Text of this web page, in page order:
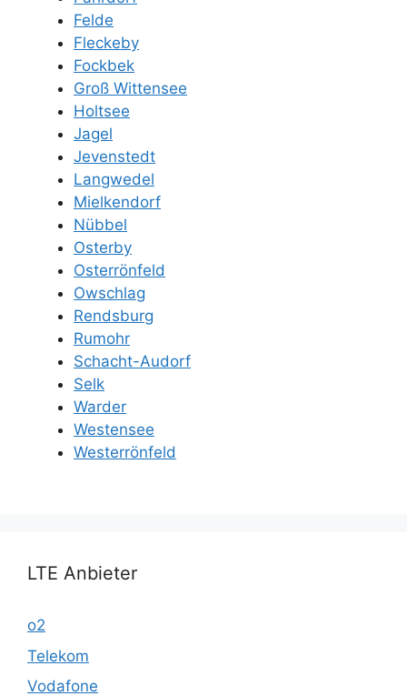
Felde
Fleckeby
Fockbek
Groß Wittensee
Holtsee
Jagel
Jevenstedt
Langwedel
Mielkendorf
Nübbel
Osterby
Osterrönfeld
Owschlag
Rendsburg
Rumohr
Schacht-Audorf
Selk
Warder
Westensee
Westerrönfeld
LTE Anbieter
o2
Telekom
Vodafone